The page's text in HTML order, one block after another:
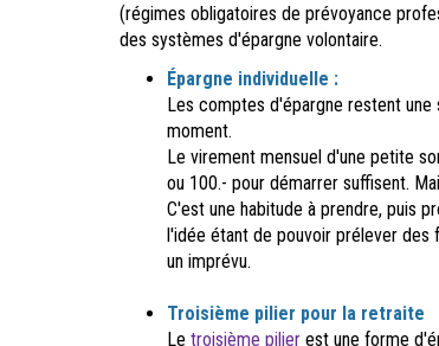
(régimes obligatoires de prévoyance
des systèmes d'épargne volontaire.
Épargne individuelle :
Les comptes d'épargne restent
moment.
Le virement mensuel d'une petite
ou 100.- pour démarrer suffisent.
C'est une habitude à prendre, puis
l'idée étant de pouvoir prélever
un imprévu.
Troisième pilier pour la retraite
Le troisième pilier est une forme